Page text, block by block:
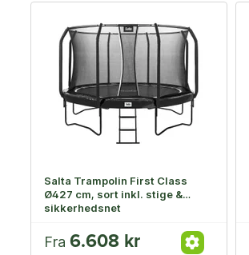
Salta Trampolin First Class
Ø427 cm, sort inkl. stige &
sikkerhedsnet
Fra 6.608 kr